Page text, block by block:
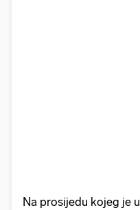
Na prosijedu kojeg je